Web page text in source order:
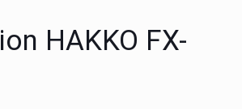
HAKKO FX-